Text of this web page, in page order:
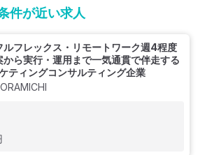
件が近い求人
ルフレックス・リモートワーク週4程度
ら実行・運用まで一気通貫で伴走する
ティングコンサルティング企業